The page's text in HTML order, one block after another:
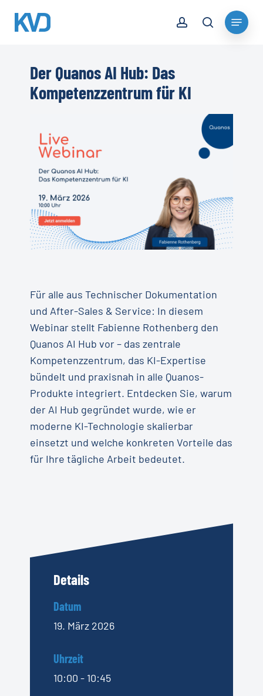
search
Menu
Der Quanos AI Hub: Das
Kompetenzzentrum für KI
Für alle aus Technischer Dokumentation
und After-Sales & Service: In diesem
Webinar stellt Fabienne Rothenberg den
Quanos AI Hub vor – das zentrale
Kompetenzzentrum, das KI-Expertise
bündelt und praxisnah in alle Quanos-
Produkte integriert. Entdecken Sie, warum
der AI Hub gegründet wurde, wie er
moderne KI-Technologie skalierbar
einsetzt und welche konkreten Vorteile das
für Ihre tägliche Arbeit bedeutet.
Details
Datum
19. März 2026
Uhrzeit
10:00 - 10:45
Close